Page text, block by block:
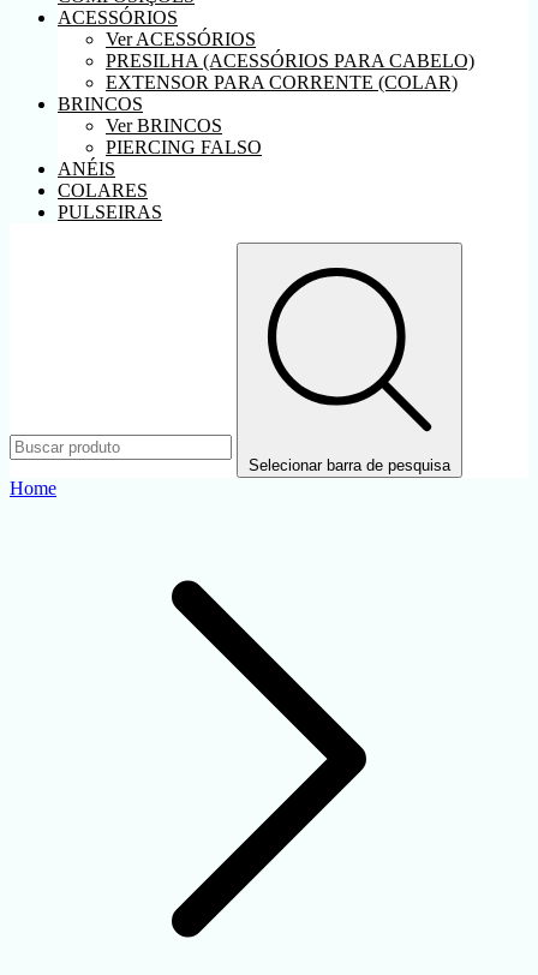
ACESSÓRIOS
Ver ACESSÓRIOS
PRESILHA (ACESSÓRIOS PARA CABELO)
EXTENSOR PARA CORRENTE (COLAR)
BRINCOS
Ver BRINCOS
PIERCING FALSO
ANÉIS
COLARES
PULSEIRAS
Selecionar barra de pesquisa
Home